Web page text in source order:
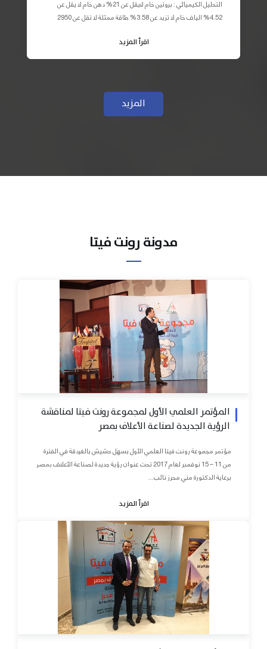
التحليل الكيميائي : بروتين خام لايقل عن 21% دهن خام لا يقل عن
4.52% الياف خام لا تزيد عن 3.58% طاقة ممثلة لا تقل عن 2950
اقرأ المزيد
المزيد
مدونة رونت فيتا
المؤتمر العلمي الأول لمجموعة رونت فيتا لمناقشة
الرؤية الجديدة لصناعة الأعلاف بمصر
مؤتمر مجموعة رونت فيتا العلمي الأول بسهل حشيش بالغردقة في الفترة
من 11 – 15 نوفمبر لعام 2017 تحت عنوان رؤية جديدة لصناعة الأعلاف بمصر
برعاية الدكتورة مني محرز نائب...
اقرأ المزيد